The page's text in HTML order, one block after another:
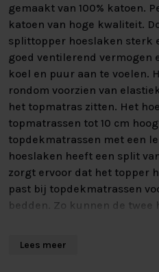
gemaakt van 100% katoen.
katoen van hoge kwaliteit.
splittopper hoeslaken sterk
goed ventilerend vermogen
koel en puur aan te voelen.
rondom voorzien van
het topmatras zitten. Het
topmatrassen tot 10 cm
topdekmatrassen met een
hoeslaken heeft een split
zorgt ervoor dat het topper
past bij topdekmatrassen
bedden. Zo kunnen de
Lees meer